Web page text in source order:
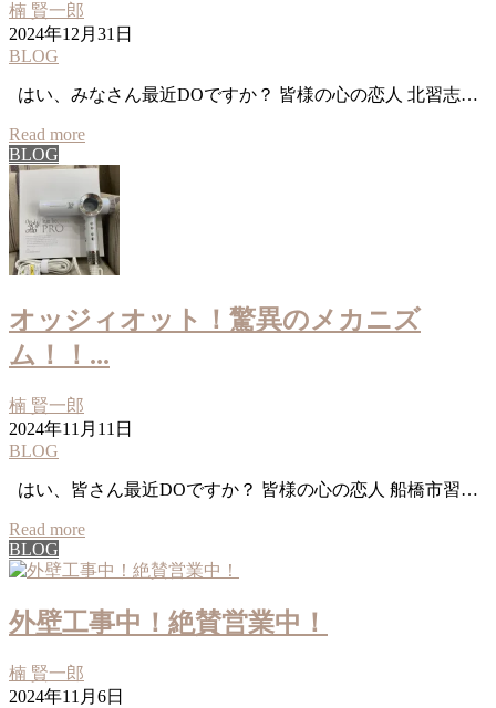
楠 賢一郎
2024年12月31日
BLOG
はい、みなさん最近DOですか？ 皆様の心の恋人 北習志…
Read more
BLOG
オッジィオット！驚異のメカニズ
ム！！...
楠 賢一郎
2024年11月11日
BLOG
はい、皆さん最近DOですか？ 皆様の心の恋人 船橋市習…
Read more
BLOG
外壁工事中！絶賛営業中！
楠 賢一郎
2024年11月6日